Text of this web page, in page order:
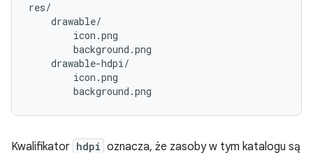
res/
    drawable/
        icon.png
        background.png
    drawable-hdpi/
        icon.png
Kwalifikator hdpi oznacza, że zasoby w tym katalogu są